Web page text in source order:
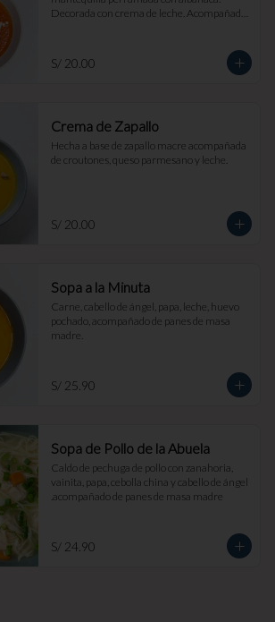
Decorada con crema de leche. Acompañada
S/ 20.00
Crema de Zapallo
Hecha a base de zapallo macre acompañada
de croutones, queso parmesano y leche.
S/ 20.00
Sopa a la Minuta
Carne, cabello de ángel, papa, leche, huevo
pochado, acompañado de panes de masa
madre.
S/ 25.90
Sopa de Pollo de la Abuela
Caldo de pechuga de pollo con zanahoria,
vainita, papa, cebolla china y cabello de ángel
.acompañado de panes de masa madre
S/ 24.90